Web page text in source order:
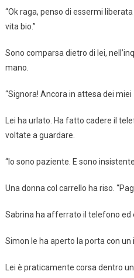
“Ok raga, penso di essermi
vita bio.”
Sono comparsa dietro di lei,
mano.
“Signora! Ancora in attesa dei miei
Lei ha urlato. Ha fatto cadere il
voltate a guardare.
“Io sono paziente. E sono
Una donna col carrello ha riso.
Sabrina ha afferrato il telefono ed
Simon le ha aperto la porta con un
Lei è praticamente corsa dentro